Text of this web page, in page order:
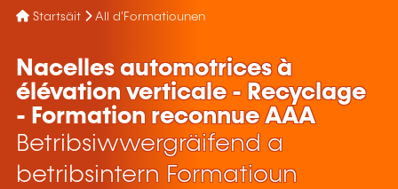
Startsäit All d'Formatiounen
Nacelles automotrices à
élévation verticale - Recyclage
- Formation reconnue AAA
Betribsiwwergräifend a
betribsintern Formatioun